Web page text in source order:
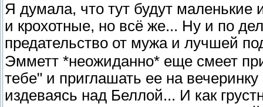
Я думала, что тут будут маленькие
и крохотные, но всё же... Ну и по
предательство от мужа и лучшей
Эмметт *неожиданно* еще смеет
тебе" и приглашать ее на
издеваясь над Беллой... И как